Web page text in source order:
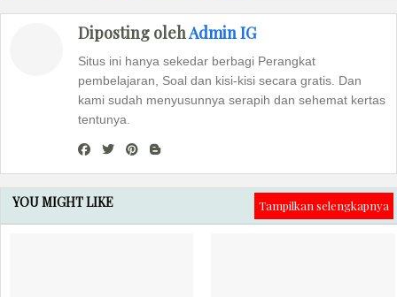
Diposting olehAdmin IG
Situs ini hanya sekedar berbagi Perangkat
pembelajaran, Soal dan kisi-kisi secara gratis. Dan
kami sudah menyusunnya serapih dan sehemat kertas
tentunya.
YOU MIGHT LIKE Tampilkan selengkapnya